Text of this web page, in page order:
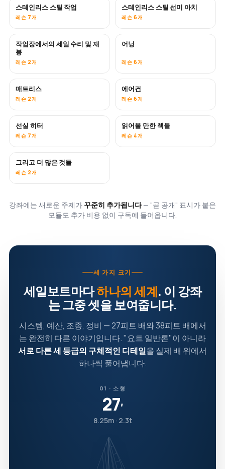
곧 공개
스테인리스 스틸 작업
레슨 7개
스테인리스 스틸 선미 아치
레슨 6개
곧 공개
작업장에서의 세일 수리 및 재
봉
레슨 2개
어닝
레슨 6개
매트리스
레슨 2개
곧 공개
에어컨
레슨 6개
곧 공개
선실 히터
레슨 7개
곧 공개
읽어볼 만한 책들
레슨 4개
곧 공개
그리고 더 많은 것들
레슨 2개
강좌에는 새로운 주제가 꾸준히 추가됩니다— "곧 공개" 표시가 붙은
모듈도 추가 비용 없이 구독에 들어옵니다.
세 가지 크기
세일보트마다하나의 세계. 이 강좌
는 그중 셋을 보여줍니다.
시스템, 예산, 조종, 정비 — 27피트 배와 38피트 배에서
는 완전히 다른 이야기입니다. "요트 일반론"이 아니라
서로 다른 세 등급의 구체적인 디테일을 실제 배 위에서
하나씩 풀어냅니다.
01 · 소형
27′
8.25m · 2.3t